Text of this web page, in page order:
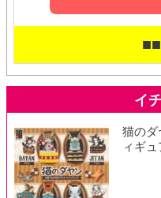
猫のダ
ィギ